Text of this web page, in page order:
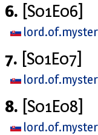
6. [S01E06]
7. [S01E07]
8. [S01E08]